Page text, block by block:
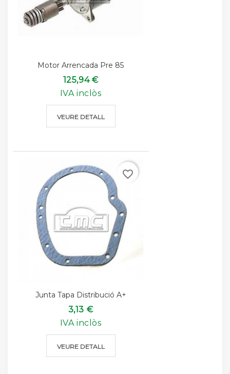
Motor Arrencada Pre 85
125,94 €
IVA inclòs
VEURE DETALL
Junta Tapa Distribució A+
3,13 €
IVA inclòs
VEURE DETALL
favorite_border